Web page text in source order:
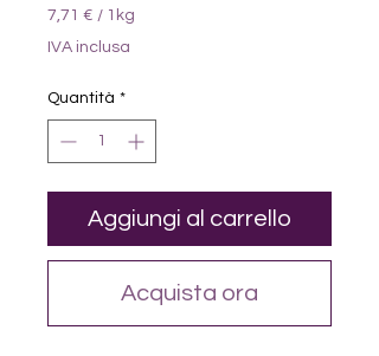
7,71 € / 1kg
7,71 €
Chilogrammo
IVA inclusa
Quantità *
Aggiungi al carrello
Acquista ora